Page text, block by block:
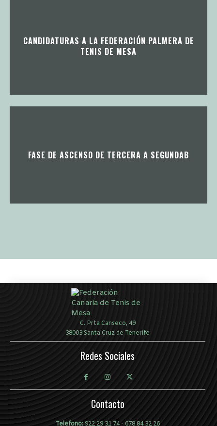
CANDIDATURAS A LA FEDERACIÓN PALMERA DE
TENIS DE MESA
FASE DE ASCENSO DE TERCERA A SEGUNDAB
C. Prta Canseco, 49
38003 Santa Cruz de Tenerife
Redes Sociales
Contacto
Telefono: 922 29 31 74-678 84 32 26